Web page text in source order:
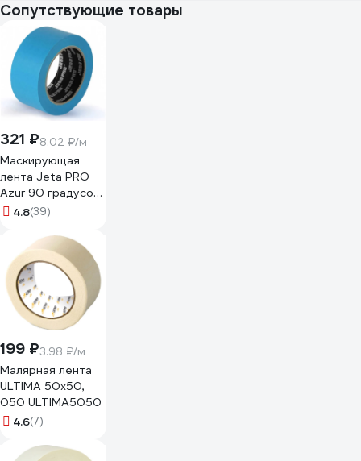
Сопутствующие товары
321 ₽8.02 ₽/м
Маскирующая
лента Jeta PRO
Azur 90 градусов
- 30 мин., голубая,
58490/50
4.8(39)
199 ₽3.98 ₽/м
Малярная лента
ULTIMA 50x50,
050 ULTIMA5050
4.6(7)